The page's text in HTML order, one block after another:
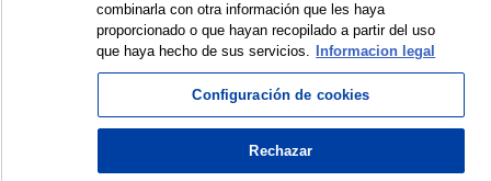
combinarla con otra información que les haya
proporcionado o que hayan recopilado a partir del uso
que haya hecho de sus servicios.
Informacion legal
Configuración de cookies
Rechazar